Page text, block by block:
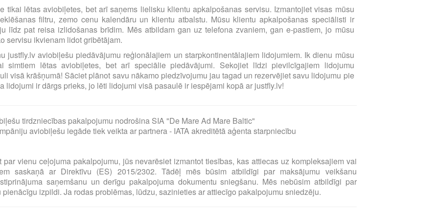
tikai lētas aviobiļetes, bet arī saņems lielisku klientu apkalpošanas servisu. Izmantojiet visas mūsu
filtru, zemo cenu kalendāru un klientu atbalstu. Mūsu klientu apkalpošanas speciālisti ir
līdz pat reisa izlidošanas brīdim. Mēs atbildam gan uz telefona zvaniem, gan e-pastiem, jo mūsu
servisu ikvienam lidot gribētājam.
justfly.lv aviobiļešu piedāvājumu reģionālajiem un starpkontinentālajiem lidojumiem. Ik dienu mūsu
simtiem lētas aviobiļetes, bet arī speciālie piedāvājumi. Sekojiet līdzi pievilcīgajiem lidojumu
visā krāšņumā! Sāciet plānot savu nākamo piedzīvojumu jau tagad un rezervējiet savu lidojumu pie
lidojumi ir dārgs prieks, jo lēti lidojumi visā pasaulē ir iespējami kopā ar justfly.lv!
tirdzniecības pakalpojumu nodrošina SIA "De Mare Ad Mare Baltic"
aviobiļešu iegāde tiek veikta ar partnera - IATA akreditētā aģenta starpniecību
vienu ceļojuma pakalpojumu, jūs nevarēsiet izmantot tiesības, kas attiecas uz kompleksajiem vai
saskaņā ar Direktīvu (ES) 2015/2302. Tādēļ mēs būsim atbildīgi par maksājumu veikšanu
saņemšanu un derīgu pakalpojuma dokumentu sniegšanu. Mēs nebūsim atbildīgi par
izpildi. Ja rodas problēmas, lūdzu, sazinieties ar attiecīgo pakalpojumu sniedzēju.